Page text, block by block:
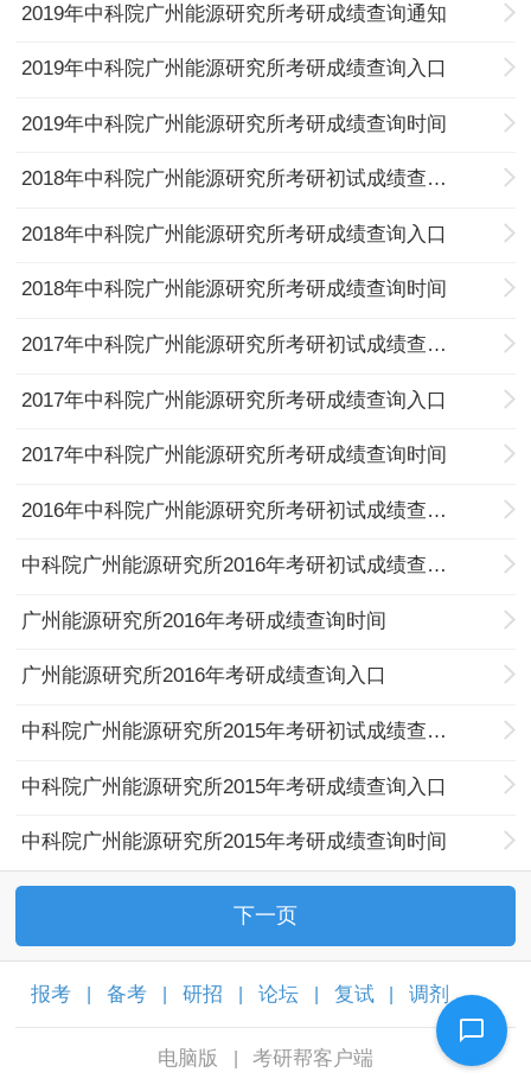
2019年中科院广州能源研究所考研成绩查询通知
2019年中科院广州能源研究所考研成绩查询入口
2019年中科院广州能源研究所考研成绩查询时间
2018年中科院广州能源研究所考研初试成绩查询通知
2018年中科院广州能源研究所考研成绩查询入口
2018年中科院广州能源研究所考研成绩查询时间
2017年中科院广州能源研究所考研初试成绩查询通知
2017年中科院广州能源研究所考研成绩查询入口
2017年中科院广州能源研究所考研成绩查询时间
2016年中科院广州能源研究所考研初试成绩查询通知
中科院广州能源研究所2016年考研初试成绩查询入口及历年分数线
广州能源研究所2016年考研成绩查询时间
广州能源研究所2016年考研成绩查询入口
中科院广州能源研究所2015年考研初试成绩查询入口及历年分数线
中科院广州能源研究所2015年考研成绩查询入口
中科院广州能源研究所2015年考研成绩查询时间
下一页
报考 备考 研招 论坛 复试 调剂
电脑版 考研帮客户端